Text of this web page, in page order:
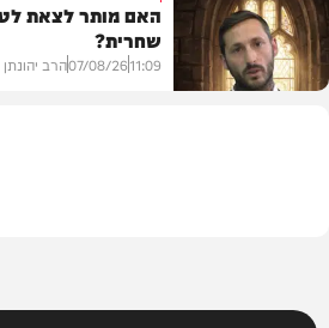
בית המדרש
האם מותר לצאת
שחרית?
11:09
07/08/26הרב